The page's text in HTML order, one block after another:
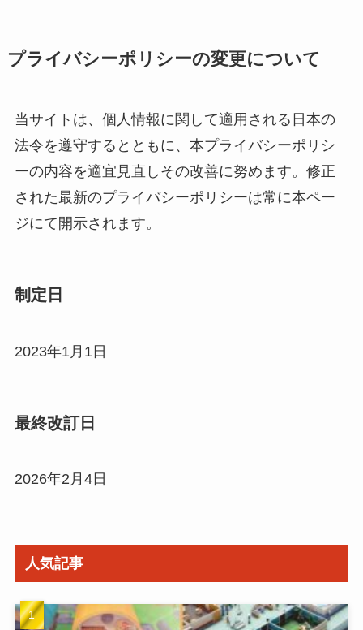
プライバシーポリシーの変更について
当サイトは、個人情報に関して適用される日本の
法令を遵守するとともに、本プライバシーポリシ
ーの内容を適宜見直しその改善に努めます。修正
された最新のプライバシーポリシーは常に本ペー
ジにて開示されます。
制定日
2023年1月1日
最終改訂日
2026年2月4日
人気記事